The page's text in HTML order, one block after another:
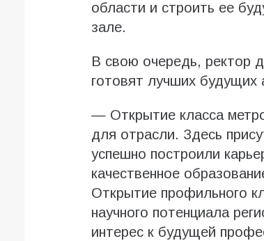
области и строить ее
зале.
В свою очередь, ректор
готовят лучших
— Открытие класса
для отрасли. Здесь
успешно построили
качественное
Открытие профильного
научного потенциала
интерес к будущей